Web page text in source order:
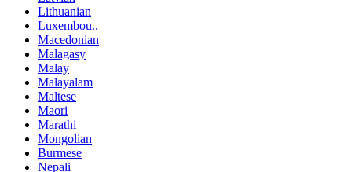
Lithuanian
Luxembou..
Macedonian
Malagasy
Malay
Malayalam
Maltese
Maori
Marathi
Mongolian
Burmese
Nepali